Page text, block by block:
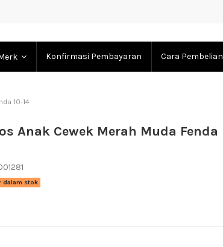
Konfirmasi Pembayaran Cara Pembelian
10-14
Anak Cewek Merah Muda Fenda
dalam stok